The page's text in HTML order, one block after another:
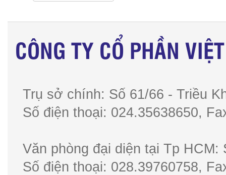
CÔNG TY CỔ PHẦN
Trụ sở chính: Số 61/66 - Triều
Số điện thoại: 024.35638650,
Văn phòng đại diện tại Tp
Số điện thoại: 028.39760758,